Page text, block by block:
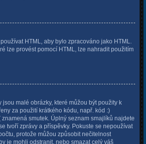
HTML, aby bylo zpracováno jako HTML.
lze provést pomocí HTML, lze nahradit použitím
malé obrázky, které můžou být použity k
za použití krátkého kódu, např. kód :)
smutek. Úplný seznam smajlíků najdete
tvoří zprávy a příspěvky. Pokuste se nepoužívat
protože můžou způsobit nečitelnost
je mohli odstranit, nebo smazat celý váš